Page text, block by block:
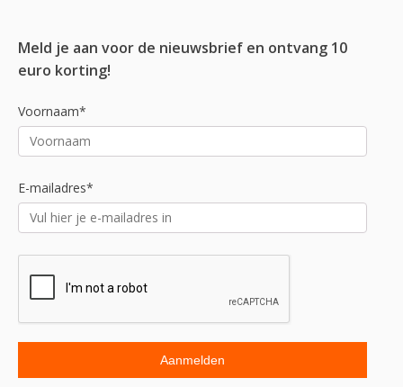
Meld je aan voor de nieuwsbrief en ontvang 10
euro korting!
Voornaam*
E-mailadres*